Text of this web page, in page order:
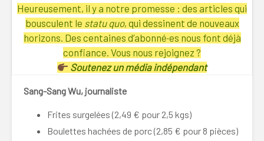
Heureusement, il y a notre promesse : des articles qui
bousculent le statu quo, qui dessinent de nouveaux
horizons. Des centaines d’abonné·es nous font déjà
confiance. Vous nous rejoignez ?
Soutenez un média indépendant
Sang-Sang Wu, journaliste
Frites surgelées (2,49 € pour 2,5 kgs)
Boulettes hachées de porc (2,85 € pour 8 pièces)